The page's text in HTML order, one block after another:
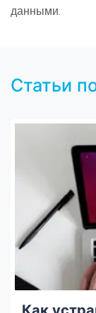
данными.
Статьи